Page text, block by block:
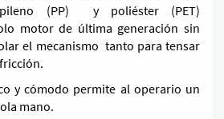
(PP) y poliéster (PET)
motor de última generación sin
el mecanismo tanto para tensar
y cómodo permite al operario un
mano.